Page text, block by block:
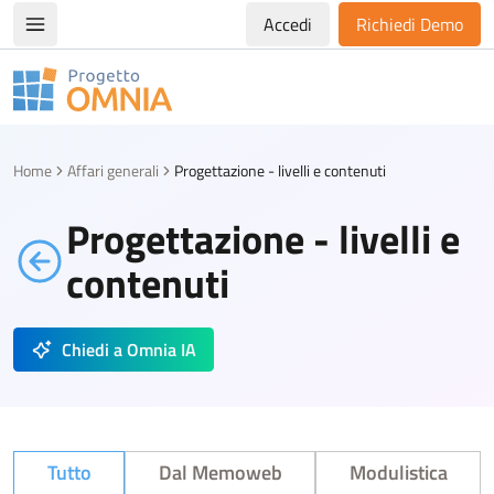
Apri/chiudi menù di navigazioneAccedi Richiedi Demo
Progetto Omnia
Home Affari generali Progettazione - livelli e contenuti
Progettazione - livelli e
contenuti
Chiedi a Omnia IA
Tutto Dal Memoweb Modulistica